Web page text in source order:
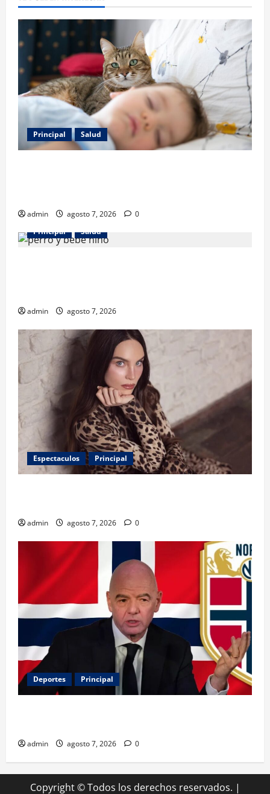
Principal Salud
admin agosto 7, 2026
0
Principal
Salud
admin agosto 7, 2026
Espectaculos Principal
admin agosto 7, 2026 0
Deportes Principal
admin agosto 7, 2026 0
Copyright © Todos los derechos reservados. |